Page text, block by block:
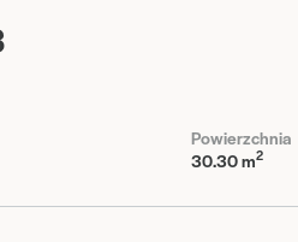
Powierzchnia
30.30 m2